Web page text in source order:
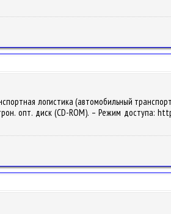
логистика (автомобильный
опт. диск (CD-ROM). – Режим доступа: